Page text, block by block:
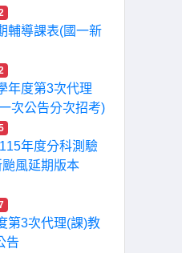
輔導課表(國一新
年度第3次代理
次公告分次招考)
年度分科測驗
風延期版本
第3次代理(課)教
告